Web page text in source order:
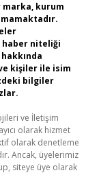
kurum
haber niteliği
kişiler ile isim
bilgiler
ve İletişim
olarak hizmet
olarak denetleme
Ancak, üyelerimiz
siteye üye olarak